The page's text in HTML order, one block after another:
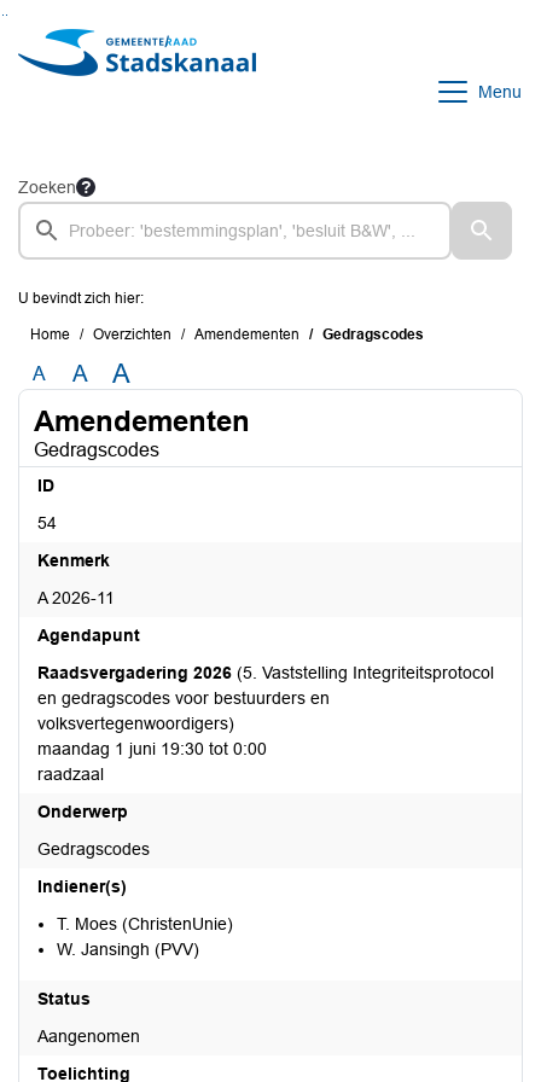
Ga naar de inhoud van deze pagina
Ga naar het zoeken
Ga naar het menu
Menu
Zoeken
U bevindt zich hier:
Home Overzichten Amendementen Gedragscodes
A A A
Amendementen
Gedragscodes
ID
54
Kenmerk
A 2026-11
Agendapunt
Raadsvergadering 2026 (5. Vaststelling Integriteitsprotocol
en gedragscodes voor bestuurders en
volksvertegenwoordigers)
maandag 1 juni 19:30 tot 0:00
raadzaal
Onderwerp
Gedragscodes
Indiener(s)
T. Moes (ChristenUnie)
W. Jansingh (PVV)
Status
Aangenomen
Toelichting